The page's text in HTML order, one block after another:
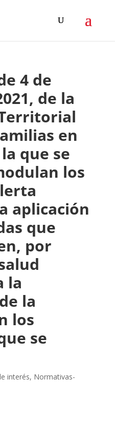
4 de
de la
en
que se
los
aplicación
que
por
la
la
los
se
interés, Normativas-